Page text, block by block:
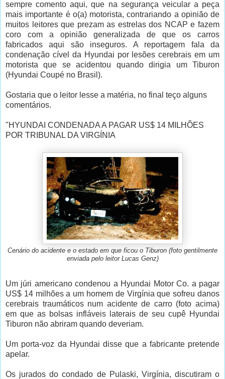
sempre comento aqui, que na segurança veicular a peça
mais importante é o(a) motorista, contrariando a opinião de
muitos leitores que prezam as estrelas dos NCAP e fazem
coro com a opinião generalizada de que os carros
fabricados aqui são inseguros. A reportagem fala da
condenação cível da Hyundai por lesões cerebrais em um
motorista que se acidentou quando dirigia um Tiburon
(Hyundai Coupé no Brasil).
Gostaria que o leitor lesse a matéria, no final teço alguns
comentários.
"HYUNDAI CONDENADA A PAGAR US$ 14 MILHÕES
POR TRIBUNAL DA VIRGÍNIA
Cenário do acidente e o estado em que ficou o Tiburon (foto gentilmente
enviada pelo leitor Lucas Genz)
Um júri americano condenou a Hyundai Motor Co. a pagar
US$ 14 milhões a um homem de Virgínia que sofreu danos
cerebrais traumáticos num acidente de carro (foto acima)
em que as bolsas infláveis laterais de seu cupê Hyundai
Tiburon não abriram quando deveriam.
Um porta-voz da Hyundai disse que a fabricante pretende
apelar.
Os jurados do condado de Pulaski, Virgínia, discutiram o